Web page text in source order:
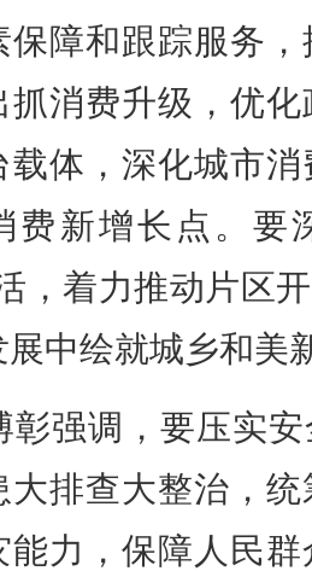
保障和跟踪服务
抓消费升级，优
载体，深化城市
费新增长点。要
，着力推动片区
展中绘就城乡和美
彰强调，要压实
大排查大整治，
能力，保障人民